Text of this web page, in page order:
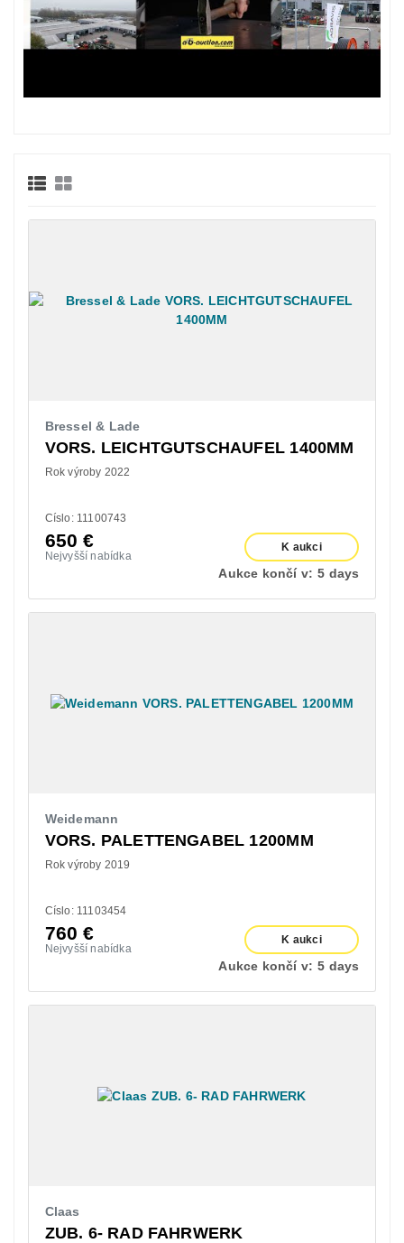
Bressel & Lade
VORS. LEICHTGUTSCHAUFEL 1400MM
Rok výroby 2022
Císlo: 11100743
650€
Nejvyšší nabídka
K aukci
Aukce končí v: 5 days
Weidemann
VORS. PALETTENGABEL 1200MM
Rok výroby 2019
Císlo: 11103454
760€
Nejvyšší nabídka
K aukci
Aukce končí v: 5 days
Claas
ZUB. 6- RAD FAHRWERK